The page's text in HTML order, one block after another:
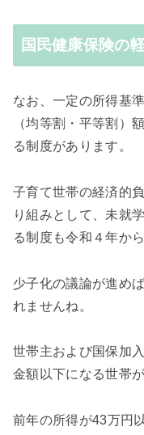
国民健康保険の
なお、一定の所得基
（均等割・平等割）
る制度があります。
子育て世帯の経済的
り組みとして、未就
る制度も令和４年か
少子化の議論が進め
れませんね。
世帯主および国保加
金額以下になる世帯が
前年の所得が43万円